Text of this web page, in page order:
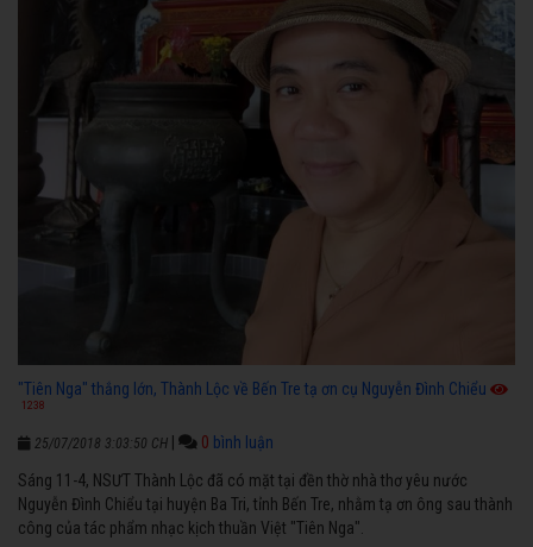
"Tiên Nga" thắng lớn, Thành Lộc về Bến Tre tạ ơn cụ Nguyễn Đình Chiểu
1238
25/07/2018 3:03:50 CH 0 bình luận
Sáng 11-4, NSƯT Thành Lộc đã có mặt tại đền thờ nhà thơ yêu nước
Nguyễn Đình Chiểu tại huyện Ba Tri, tỉnh Bến Tre, nhằm tạ ơn ông sau thành
công của tác phẩm nhạc kịch thuần Việt "Tiên Nga".